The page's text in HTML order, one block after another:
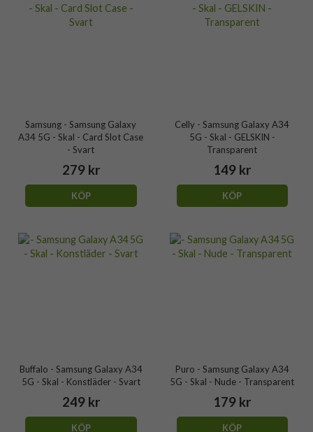
Samsung - Samsung Galaxy
A34 5G - Skal - Card Slot Case
- Svart
279 kr
KÖP
Celly - Samsung Galaxy A34
5G - Skal - GELSKIN -
Transparent
149 kr
KÖP
Buffalo - Samsung Galaxy A34
5G - Skal - Konstläder - Svart
249 kr
KÖP
Puro - Samsung Galaxy A34
5G - Skal - Nude - Transparent
179 kr
KÖP